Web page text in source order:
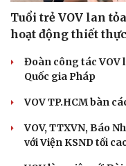
Tuổi trẻ VOV lan
hoạt động thiết
Đoàn công tác VOV
Quốc gia Pháp
VOV TP.HCM bàn
VOV, TTXVN, Báo
với Viện KSND tối